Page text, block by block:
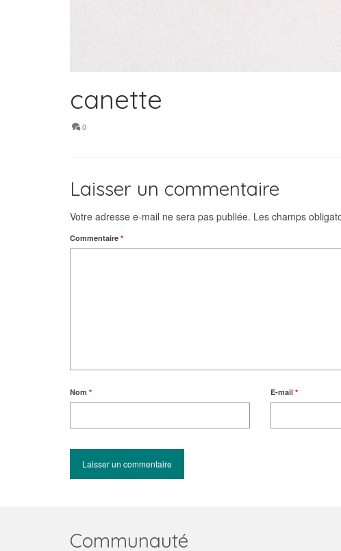
canette
0
Laisser un commentaire
Votre adresse e-mail ne sera pas publiée. Les champs
Commentaire *
Nom * E-mail *
Communauté